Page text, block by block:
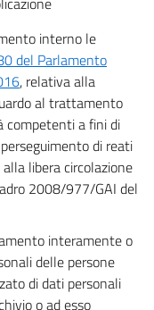
interno le
del Parlamento
, relativa alla
al trattamento
competenti a fini di
di reati
libera circolazione
2008/977/GAI del
interamente o
delle persone
di dati personali
o ad esso